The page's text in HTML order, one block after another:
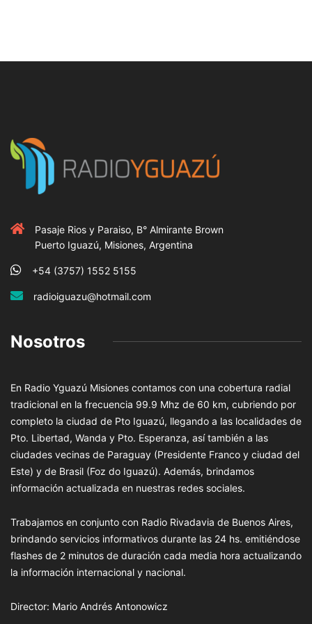
Pasaje Rios y Paraiso, B° Almirante Brown
Puerto Iguazú, Misiones, Argentina
+54 (3757) 1552 5155
radioiguazu@hotmail.com
Nosotros
En Radio Yguazú Misiones contamos con una cobertura radial
tradicional en la frecuencia 99.9 Mhz de 60 km, cubriendo por
completo la ciudad de Pto Iguazú, llegando a las localidades de
Pto. Libertad, Wanda y Pto. Esperanza, así también a las
ciudades vecinas de Paraguay (Presidente Franco y ciudad del
Este) y de Brasil (Foz do Iguazú). Además, brindamos
información actualizada en nuestras redes sociales.
Trabajamos en conjunto con Radio Rivadavia de Buenos Aires,
brindando servicios informativos durante las 24 hs. emitiéndose
flashes de 2 minutos de duración cada media hora actualizando
la información internacional y nacional.
Director: Mario Andrés Antonowicz